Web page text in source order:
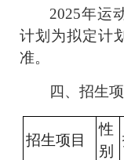
2025年运
计划为拟定计
准。
四、招生
招生项目
性
别